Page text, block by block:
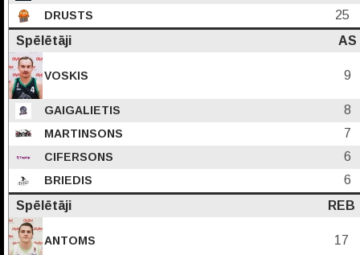
DRUSTS
25
Spēlētāji
AS
VOSKIS 9
GAIGALIETIS 8
MARTINSONS 7
CIFERSONS 6
BRIEDIS
6
Spēlētāji
REB
ANTOMS 17